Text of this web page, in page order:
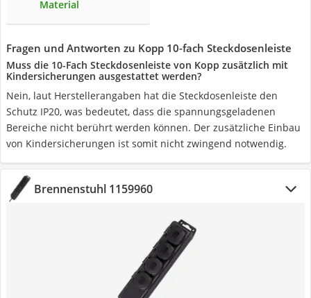
Material
Fragen und Antworten zu Kopp 10-fach Steckdosenleiste
Muss die 10-Fach Steckdosenleiste von Kopp zusätzlich mit
Kindersicherungen ausgestattet werden?
Nein, laut Herstellerangaben hat die Steckdosenleiste den
Schutz IP20, was bedeutet, dass die spannungsgeladenen
Bereiche nicht berührt werden können. Der zusätzliche Einbau
von Kindersicherungen ist somit nicht zwingend notwendig.
Brennenstuhl 1159960